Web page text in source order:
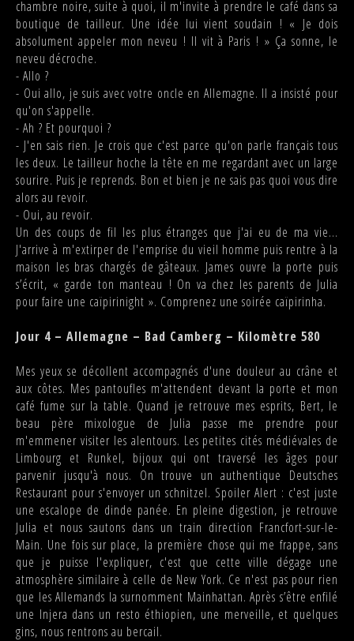
chambre noire, suite à quoi, il m'invite à prendre le café dans sa
boutique de tailleur. Une idée lui vient soudain ! « Je dois
absolument appeler mon neveu ! Il vit à Paris ! » Ça sonne, le
neveu décroche.
- Allo ?
- Oui allo, je suis avec votre oncle en Allemagne. Il a insisté pour
qu'on s'appelle.
- Ah ? Et pourquoi ?
- J'en sais rien. Je crois que c'est parce qu'on parle français tous
les deux. Le tailleur hoche la tête en me regardant avec un large
sourire. Puis je reprends. Bon et bien je ne sais pas quoi vous dire
alors au revoir.
- Oui, au revoir.
Un des coups de fil les plus étranges que j'ai eu de ma vie...
J'arrive à m'extirper de l'emprise du vieil homme puis rentre à la
maison les bras chargés de gâteaux. James ouvre la porte puis
s’écrit, « garde ton manteau ! On va chez les parents de Julia
pour faire une caïpirinight ». Comprenez une soirée caïpirinha.
Jour 4 – Allemagne – Bad Camberg – Kilomètre 580
Mes yeux se décollent accompagnés d'une douleur au crâne et
aux côtes. Mes pantoufles m'attendent devant la porte et mon
café fume sur la table. Quand je retrouve mes esprits, Bert, le
beau père mixologue de Julia passe me prendre pour
m'emmener visiter les alentours. Les petites cités médiévales de
Limbourg et Runkel, bijoux qui ont traversé les âges pour
parvenir jusqu'à nous. On trouve un authentique Deutsches
Restaurant pour s'envoyer un schnitzel. Spoiler Alert : c'est juste
une escalope de dinde panée. En pleine digestion, je retrouve
Julia et nous sautons dans un train direction Francfort-sur-le-
Main. Une fois sur place, la première chose qui me frappe, sans
que je puisse l'expliquer, c'est que cette ville dégage une
atmosphère similaire à celle de New York. Ce n'est pas pour rien
que les Allemands la surnomment Mainhattan. Après s’être enfilé
une Injera dans un resto éthiopien, une merveille, et quelques
gins, nous rentrons au bercail.